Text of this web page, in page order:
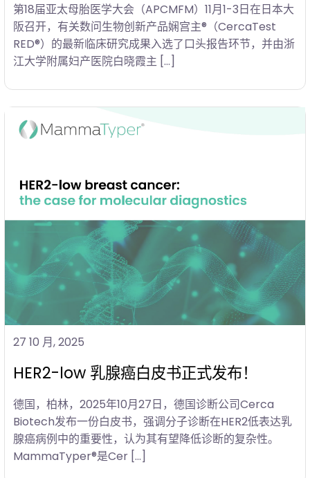
第18届亚太母胎医学大会（APCMFM）11月1-3日在日本大
阪召开，有关数问生物创新产品娴宫主®（CercaTest
RED®）的最新临床研究成果入选了口头报告环节，并由浙
江大学附属妇产医院白晓霞主 […]
27 10 月, 2025
HER2-low 乳腺癌白皮书正式发布！
德国，柏林，2025年10月27日，德国诊断公司Cerca
Biotech发布一份白皮书，强调分子诊断在HER2低表达乳
腺癌病例中的重要性，认为其有望降低诊断的复杂性。
MammaTyper®是Cer […]